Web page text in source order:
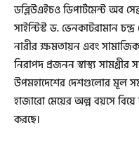
ডব্লিউএইচও ডিপার্টমেন্ট অব
সাইন্টিস্ট ড. ভেনকাটরামান
নারীর ক্ষমতায়ন এবং
নিরাপদ প্রজনন স্বাস্থ্য
উপমহাদেশের দেশগুলোর মূল
হাজারো মেয়ের অল্প বয়সে বিয়ে
করছে।